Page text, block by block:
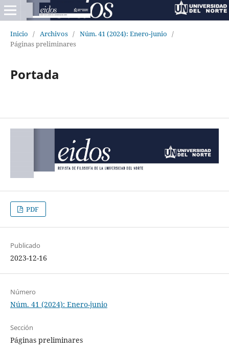
Inicio / Archivos / Núm. 41 (2024): Enero-junio /
Páginas preliminares
Portada
PDF
Publicado
2023-12-16
Número
Núm. 41 (2024): Enero-junio
Sección
Páginas preliminares